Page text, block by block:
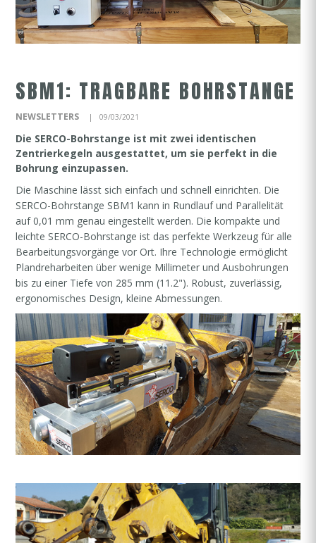
SBM1: TRAGBARE BOHRSTANGE
NEWSLETTERS 09/03/2021
Die SERCO-Bohrstange ist mit zwei identischen
Zentrierkegeln ausgestattet, um sie perfekt in die
Bohrung einzupassen.
Die Maschine lässt sich einfach und schnell einrichten. Die
SERCO-Bohrstange SBM1 kann in Rundlauf und Parallelität
auf 0,01 mm genau eingestellt werden. Die kompakte und
leichte SERCO-Bohrstange ist das perfekte Werkzeug für alle
Bearbeitungsvorgänge vor Ort. Ihre Technologie ermöglicht
Plandreharbeiten über wenige Millimeter und Ausbohrungen
bis zu einer Tiefe von 285 mm (11.2"). Robust, zuverlässig,
ergonomisches Design, kleine Abmessungen.